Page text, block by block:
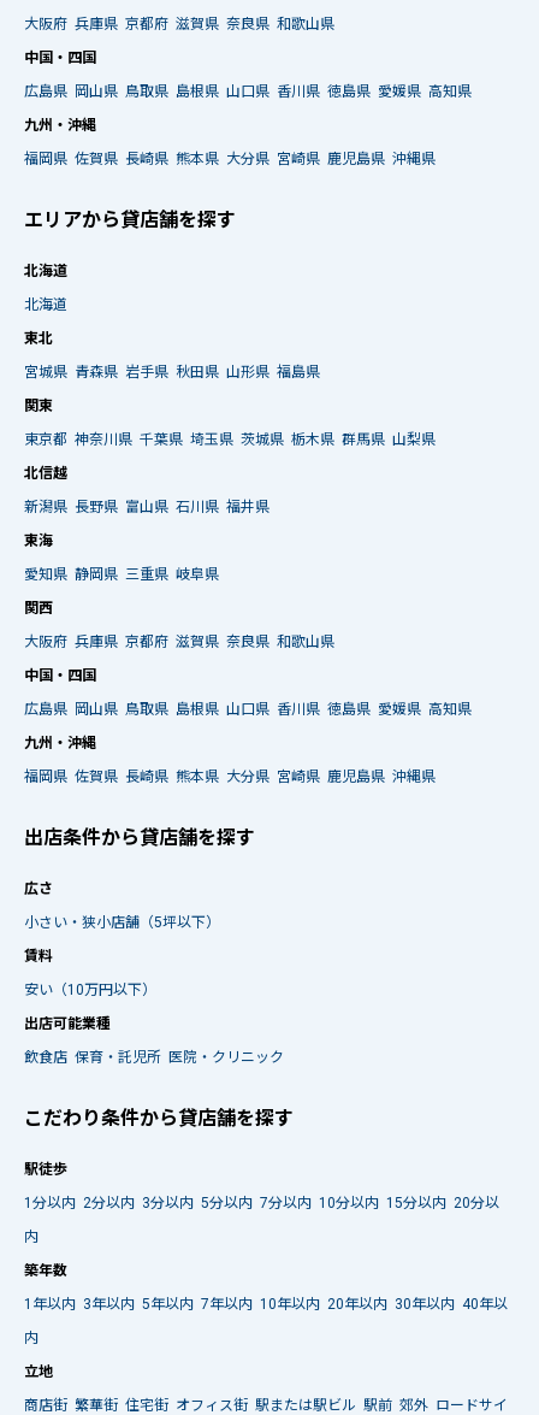
大阪府 兵庫県 京都府 滋賀県 奈良県 和歌山県
中国・四国
広島県 岡山県 鳥取県 島根県 山口県 香川県 徳島県 愛媛県 高知県
九州・沖縄
福岡県 佐賀県 長崎県 熊本県 大分県 宮崎県 鹿児島県 沖縄県
エリアから貸店舗を探す
北海道
北海道
東北
宮城県 青森県 岩手県 秋田県 山形県 福島県
関東
東京都 神奈川県 千葉県 埼玉県 茨城県 栃木県 群馬県 山梨県
北信越
新潟県 長野県 富山県 石川県 福井県
東海
愛知県 静岡県 三重県 岐阜県
関西
大阪府 兵庫県 京都府 滋賀県 奈良県 和歌山県
中国・四国
広島県 岡山県 鳥取県 島根県 山口県 香川県 徳島県 愛媛県 高知県
九州・沖縄
福岡県 佐賀県 長崎県 熊本県 大分県 宮崎県 鹿児島県 沖縄県
出店条件から貸店舗を探す
広さ
小さい・狭小店舗（5坪以下）
賃料
安い（10万円以下）
出店可能業種
飲食店 保育・託児所 医院・クリニック
こだわり条件から貸店舗を探す
駅徒歩
1分以内 2分以内 3分以内 5分以内 7分以内 10分以内 15分以内 20分以
内
築年数
1年以内 3年以内 5年以内 7年以内 10年以内 20年以内 30年以内 40年以
内
立地
商店街 繁華街 住宅街 オフィス街 駅または駅ビル 駅前 郊外 ロードサイ